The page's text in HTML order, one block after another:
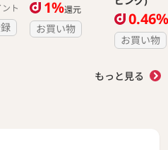
ト 1%還元
お買い物
0.46%
お買い物
もっと見る